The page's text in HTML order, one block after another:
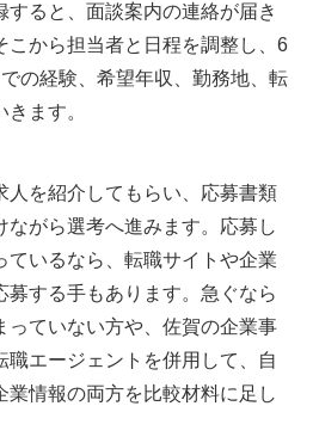
ると、面談案内の連絡が届き
こから担当者と日程を調整し、6
の経験、希望年収、勤務地、転
ます。
人を紹介してもらい、応募書類
ながら選考へ進みます。応募し
ているなら、転職サイトや企業
募する手もあります。急ぐなら
っていない方や、佐賀の企業事
職エージェントを併用して、自
業情報の両方を比較材料に足し